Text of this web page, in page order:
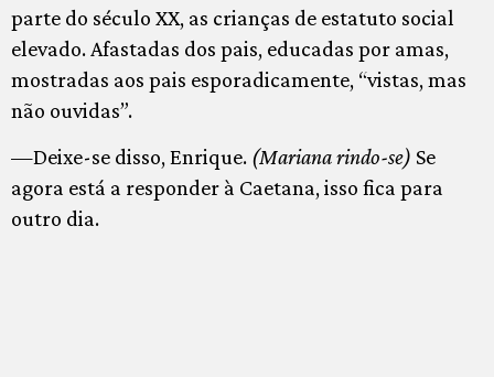
parte do século XX, as crianças de estatuto social
elevado. Afastadas dos pais, educadas por amas,
mostradas aos pais esporadicamente, “vistas, mas
não ouvidas”.
—Deixe-se disso, Enrique. (Mariana rindo-se) Se
agora está a responder à Caetana, isso fica para
outro dia.